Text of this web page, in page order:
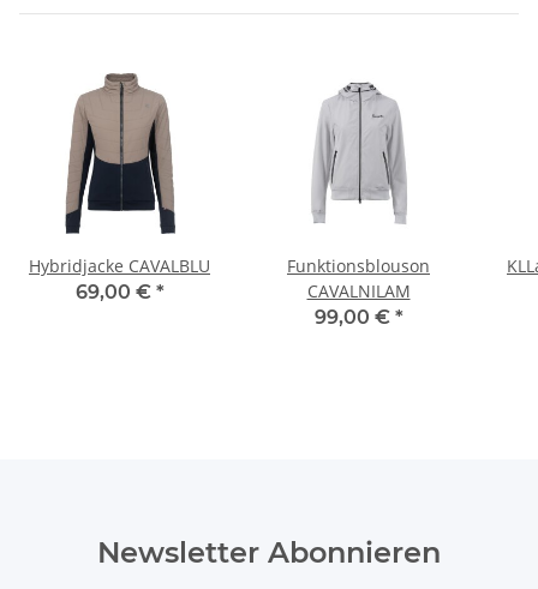
Hybridjacke CAVALBLU
69,00 € *
Funktionsblouson
CAVALNILAM
99,00 € *
Newsletter Abonnieren